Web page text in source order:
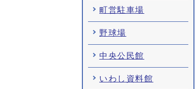
町営駐車場
野球場
中央公民館
いわし資料館